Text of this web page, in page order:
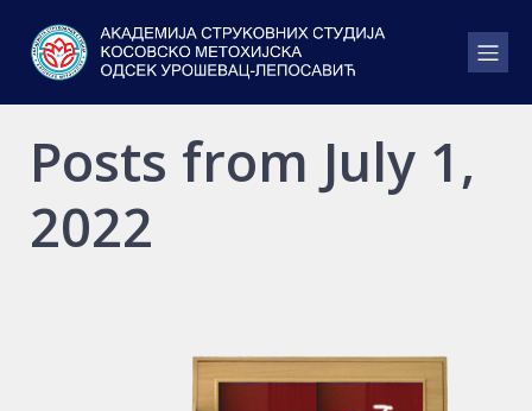
Posts from July 1,
2022